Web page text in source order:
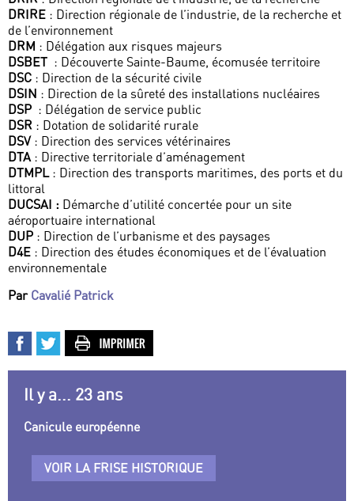
DRIRE : Direction régionale de l’industrie, de la recherche et
de l’environnement
DRM : Délégation aux risques majeurs
DSBET : Découverte Sainte-Baume, écomusée territoire
DSC : Direction de la sécurité civile
DSIN : Direction de la sûreté des installations nucléaires
DSP : Délégation de service public
DSR : Dotation de solidarité rurale
DSV: Direction des services vétérinaires
DTA: Directive territoriale d’aménagement
DTMPL: Direction des transports maritimes, des ports et du
littoral
DUCSAI : Démarche d’utilité concertée pour un site
aéroportuaire international
DUP : Direction de l’urbanisme et des paysages
D4E : Direction des études économiques et de l’évaluation
environnementale
Par Cavalié Patrick
Il y a... 23 ans
Canicule européenne
VOIR LA FRISE HISTORIQUE